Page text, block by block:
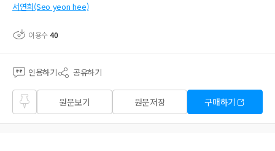
서연희(Seo yeon hee)
이용수40
인용하기 공유하기
즐겨
찾기
원문보기 원문저장 구매하기